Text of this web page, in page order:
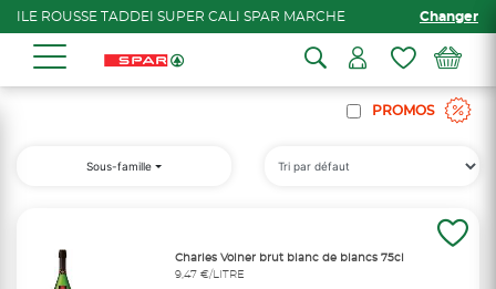
ILE ROUSSE TADDEI SUPER CALI SPAR MARCHE Changer
PROMOS
Sous-famille
Charles Volner brut blanc de blancs 75cl
9,47 €/LITRE